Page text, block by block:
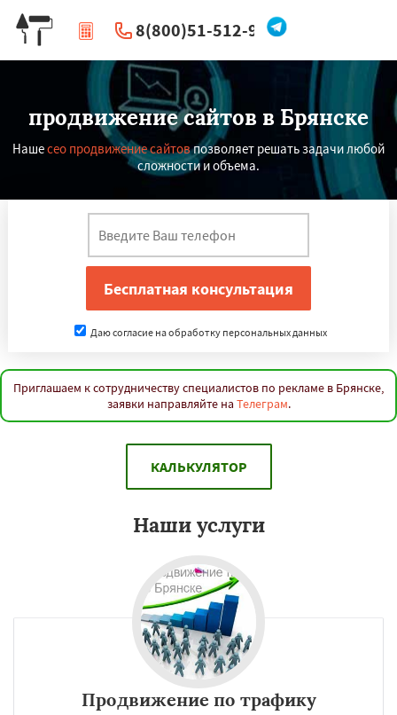
8(800)51-512-96
| Перезвоните мне
продвижение сайтов в Брянске
Нашесео продвижение сайтовпозволяет решать задачи любой
сложности и объема.
Даю согласие на обработку персональных данных
Приглашаем к сотрудничеству специалистов по рекламе в Брянске,
заявки направляйте на Телеграм.
КАЛЬКУЛЯТОР
Наши услуги
Продвижение по трафику